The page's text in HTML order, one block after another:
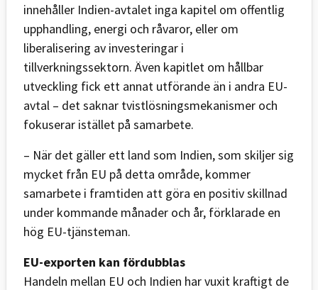
innehåller Indien-avtalet inga kapitel om offentlig
upphandling, energi och råvaror, eller om
liberalisering av investeringar i
tillverkningssektorn. Även kapitlet om hållbar
utveckling fick ett annat utförande än i andra EU-
avtal – det saknar tvistlösningsmekanismer och
fokuserar istället på samarbete.
– När det gäller ett land som Indien, som skiljer sig
mycket från EU på detta område, kommer
samarbete i framtiden att göra en positiv skillnad
under kommande månader och år, förklarade en
hög EU-tjänsteman.
EU-exporten kan fördubblas
Handeln mellan EU och Indien har vuxit kraftigt de